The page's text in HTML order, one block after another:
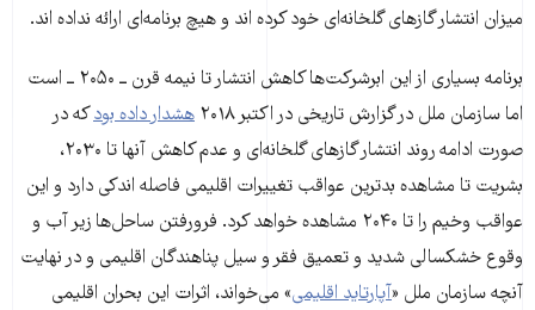
میزان انتشار گازهای گلخانه‌ای خود کرده اند و هیچ برنامه‌ای ارائه نداده اند.
برنامه بسیاری از این ابرشرکت‌ها کاهش انتشار تا نیمه قرن ــ ۲۰۵۰ ــ است
اما سازمان ملل در گزارش تاریخی در اکتبر ۲۰۱۸
هشدار داده بودکه در
صورت ادامه روند انتشار گازهای گلخانه‌ای و عدم کاهش آنها تا ۲۰۳۰،
بشریت تا مشاهده بدترین عواقب تغییرات اقلیمی فاصله اندکی دارد و این
عواقب وخیم را تا ۲۰۴۰ مشاهده خواهد کرد. فرورفتن ساحل‌ها زیر آب و
وقوع خشکسالی شدید و تعمیق فقر و سیل پناهندگان اقلیمی و در نهایت
آنچه سازمان ملل «آپارتاید اقلیمی» می‌خواند، اثرات این بحران اقلیمی